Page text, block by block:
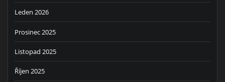
Leden 2026
Prosinec 2025
Listopad 2025
Říjen 2025